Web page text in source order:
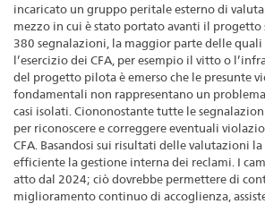
incaricato un gruppo peritale esterno di
mezzo in cui è stato portato avanti il progetto
380 segnalazioni, la maggior parte delle
l’esercizio dei CFA, per esempio il vitto o
del progetto pilota è emerso che le presunte
fondamentali non rappresentano un
casi isolati. Ciononostante tutte le
per riconoscere e correggere eventuali
CFA. Basandosi sui risultati delle valutazioni la
efficiente la gestione interna dei reclami. I
atto dal 2024; ciò dovrebbe permettere di
miglioramento continuo di accoglienza,